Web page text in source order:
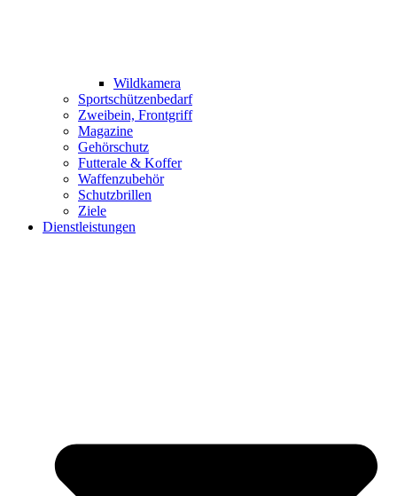
Wildkamera
Sportschützenbedarf
Zweibein, Frontgriff
Magazine
Gehörschutz
Futterale & Koffer
Waffenzubehör
Schutzbrillen
Ziele
Dienstleistungen